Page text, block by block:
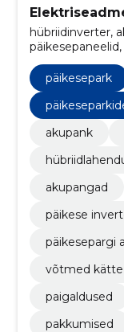
hübriidinverter,
lahendused,
päikesepark
akupank
akupangad
päikese
päikesepargi
võtmed kätte
paigaldused
pakkumised